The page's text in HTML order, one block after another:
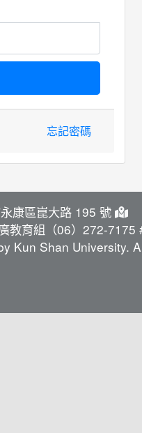
忘記密碼
康區崑大路 195 號
教育組（06）272-7175
Kun Shan University.